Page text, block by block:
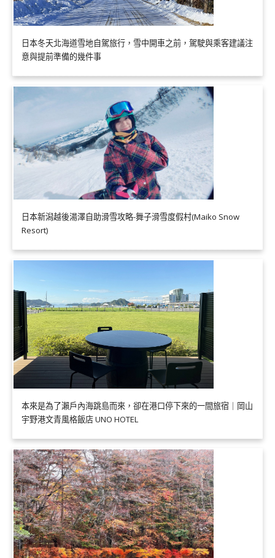
日本冬天北海道雪地自駕旅行，雪中開車之前，駕駛與乘客建議注
意與提前準備的幾件事
日本新潟越後湯澤自助滑雪攻略-舞子滑雪度假村(Maiko Snow
Resort)
本來是為了瀨戶內海跳島而來，卻在港口停下來的一間旅宿｜岡山
宇野港文青風格飯店 UNO HOTEL